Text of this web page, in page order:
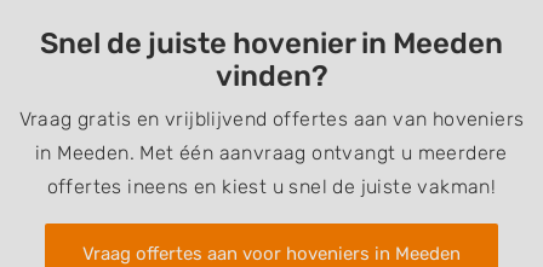
Snel de juiste hovenier in Meeden
vinden?
Vraag gratis en vrijblijvend offertes aan van hoveniers
in Meeden. Met één aanvraag ontvangt u meerdere
offertes ineens en kiest u snel de juiste vakman!
Vraag offertes aan voor hoveniers in Meeden